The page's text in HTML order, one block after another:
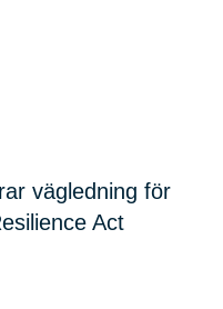
vägledning för
Act